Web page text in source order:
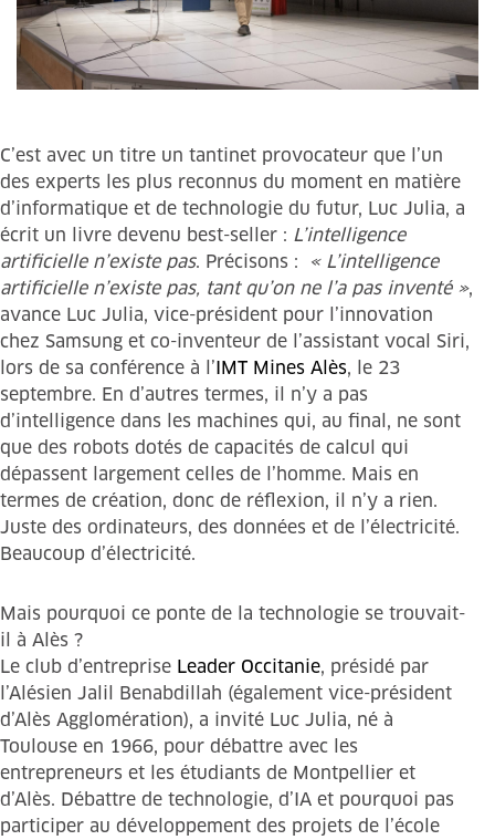
C’est avec un titre un tantinet provocateur que l’un
des experts les plus reconnus du moment en matière
d’informatique et de technologie du futur, Luc Julia, a
écrit un livre devenu best-seller : L’intelligence
artificielle n’existe pas. Précisons : « L’intelligence
artificielle n’existe pas, tant qu’on ne l’a pas inventé »,
avance Luc Julia, vice-président pour l’innovation
chez Samsung et co-inventeur de l’assistant vocal Siri,
lors de sa conférence à l’IMT Mines Alès, le 23
septembre. En d’autres termes, il n’y a pas
d’intelligence dans les machines qui, au final, ne sont
que des robots dotés de capacités de calcul qui
dépassent largement celles de l’homme. Mais en
termes de création, donc de réflexion, il n’y a rien.
Juste des ordinateurs, des données et de l’électricité.
Beaucoup d’électricité.
Mais pourquoi ce ponte de la technologie se trouvait-
il à Alès ?
Le club d’entreprise Leader Occitanie, présidé par
l’Alésien Jalil Benabdillah (également vice-président
d’Alès Agglomération), a invité Luc Julia, né à
Toulouse en 1966, pour débattre avec les
entrepreneurs et les étudiants de Montpellier et
d’Alès. Débattre de technologie, d’IA et pourquoi pas
participer au développement des projets de l’école